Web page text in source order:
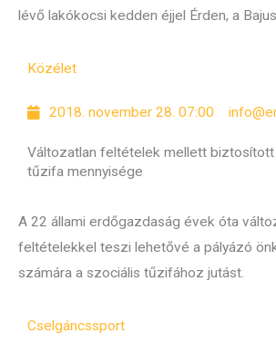
lévő lakókocsi kedden éjjel Érden, a
Közélet
2018. november 28. 07:00
Változatlan feltételek mellett
tűzifa mennyisége
A 22 állami erdőgazdaság évek óta
feltételekkel teszi lehetővé a pályázó
számára a szociális tűzifához jutást.
Cselgáncssport